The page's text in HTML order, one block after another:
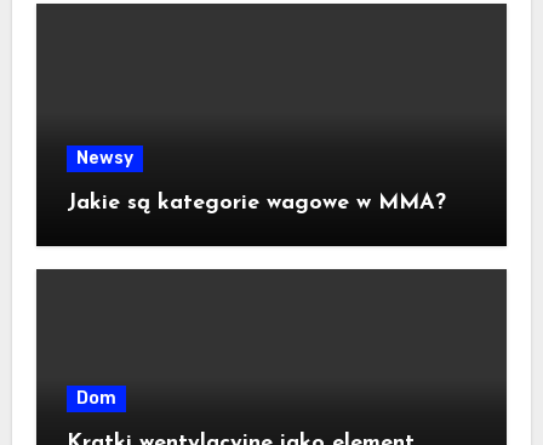
Newsy
Jakie są kategorie wagowe w MMA?
Dom